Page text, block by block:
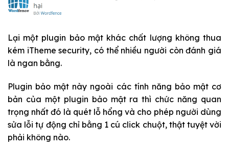
Lại một plugin bảo mật khác chất lượng không thua
kém iTheme security, có thể nhiều người còn đánh giá
là ngan bằng.
Plugin bảo mật này ngoài các tính năng bảo mật cơ
bản của một plugin bảo mật ra thì chức năng quan
trọng nhất đó là quét lỗ hổng và cho phép người dùng
sửa lỗi tự động chỉ bằng 1 cú click chuột, thật tuyệt vời
phải không nào.